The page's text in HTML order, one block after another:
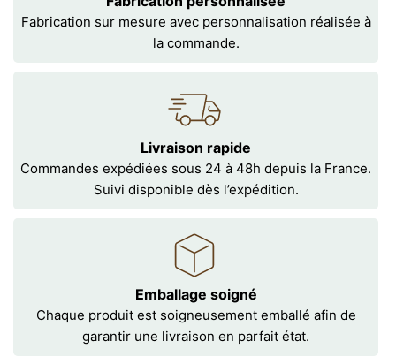
Fabrication sur mesure avec personnalisation réalisée à
la commande.
Livraison rapide
Commandes expédiées sous 24 à 48h depuis la France.
Suivi disponible dès l’expédition.
Emballage soigné
Chaque produit est soigneusement emballé afin de
garantir une livraison en parfait état.